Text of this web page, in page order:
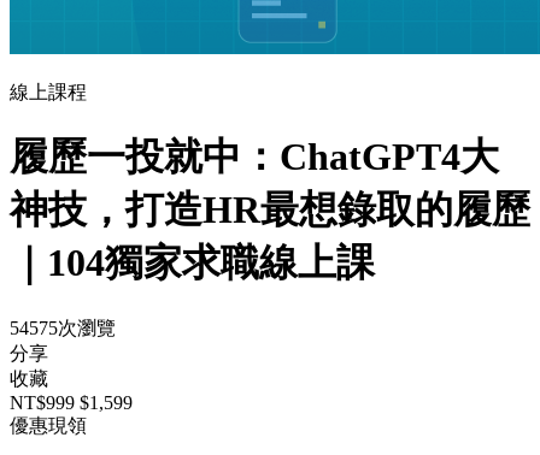
線上課程
履歷一投就中：ChatGPT4大
神技，打造HR最想錄取的履歷
｜104獨家求職線上課
54575次瀏覽
分享
收藏
NT$999 $1,599
優惠現領